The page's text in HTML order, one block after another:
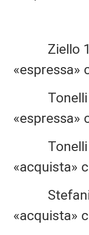
Ziello
«espressa»
Tonelli
«espressa»
Tonelli
«acquista»
Stefani
«acquista»